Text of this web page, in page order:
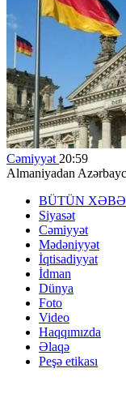
Cəmiyyət 20:59
Almaniyadan
BÜTÜN
Siyasət
Cəmiyyət
Mədəniyyət
İqtisadiyyat
İdman
Dünya
Foto
Video
Haqqımızda
Əlaqə
Peşə etikası